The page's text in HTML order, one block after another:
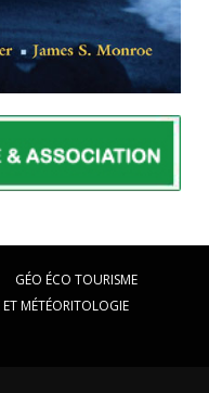
GÉO ÉCO TOURISME
MÉTÉORITOLOGIE